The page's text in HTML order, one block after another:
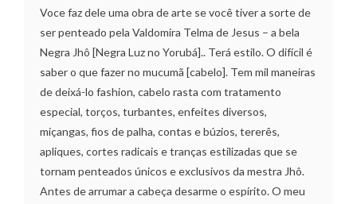
Voce faz dele uma obra de arte se você tiver a sorte de
ser penteado pela Valdomira Telma de Jesus – a bela
Negra Jhô [Negra Luz no Yorubá].. Terá estilo. O difícil é
saber o que fazer no mucumã [cabelo]. Tem mil maneiras
de deixá-lo fashion, cabelo rasta com tratamento
especial, torços, turbantes, enfeites diversos,
miçangas, fios de palha, contas e búzios, tererês,
apliques, cortes radicais e tranças estilizadas que se
tornam penteados únicos e exclusivos da mestra Jhô.
Antes de arrumar a cabeça desarme o espírito. O meu